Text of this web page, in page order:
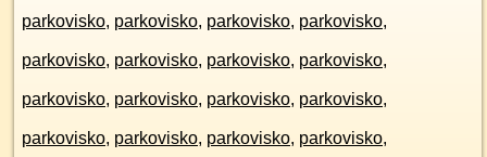
parkovisko, parkovisko, parkovisko, parkovisko,
parkovisko, parkovisko, parkovisko, parkovisko,
parkovisko, parkovisko, parkovisko, parkovisko,
parkovisko, parkovisko, parkovisko, parkovisko,